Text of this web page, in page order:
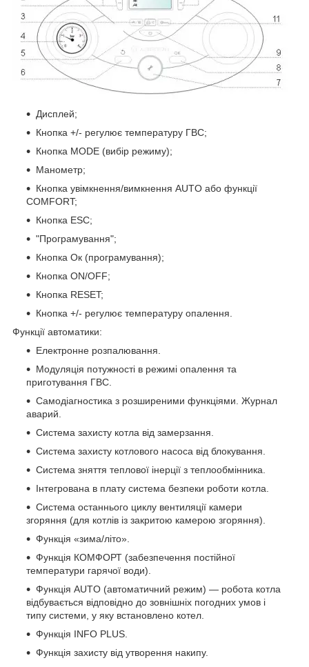
Дисплей;
Кнопка +/- регулює температуру ГВС;
Кнопка MODE (вибір режиму);
Манометр;
Кнопка увімкнення/вимкнення AUTO або функції
COMFORT;
Кнопка ESC;
"Програмування";
Кнопка Ок (програмування);
Кнопка ON/OFF;
Кнопка RESET;
Кнопка +/- регулює температуру опалення.
Функції автоматики:
Електронне розпалювання.
Модуляція потужності в режимі опалення та
приготування ГВС.
Самодіагностика з розширеними функціями. Журнал
аварий.
Система захисту котла від замерзання.
Система захисту котлового насоса від блокування.
Система зняття теплової інерції з теплообмінника.
Інтегрована в плату система безпеки роботи котла.
Система останнього циклу вентиляції камери
згоряння (для котлів із закритою камерою згоряння).
Функція «зима/літо».
Функція КОМФОРТ (забезпечення постійної
температури гарячої води).
Функція AUTO (автоматичний режим) — робота котла
відбувається відповідно до зовнішніх погодних умов і
типу системи, у яку встановлено котел.
Функція INFO PLUS.
Функція захисту від утворення накипу.